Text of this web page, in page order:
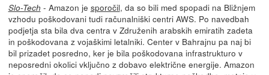
Slo-Tech - Amazon je sporočil, da so bili med spopadi na Bližnjem
vzhodu poškodovani tudi računalniški centri AWS. Po navedbah
podjetja sta bila dva centra v Združenih arabskih emiratih zadeta
in poškodovana z vojaškimi letalniki. Center v Bahrajnu pa naj bi
bil prizadet posredno, ker je bila poškodovana infrastrukturo v
neposredni okolici vključno z dobavo električne energije. Amazon